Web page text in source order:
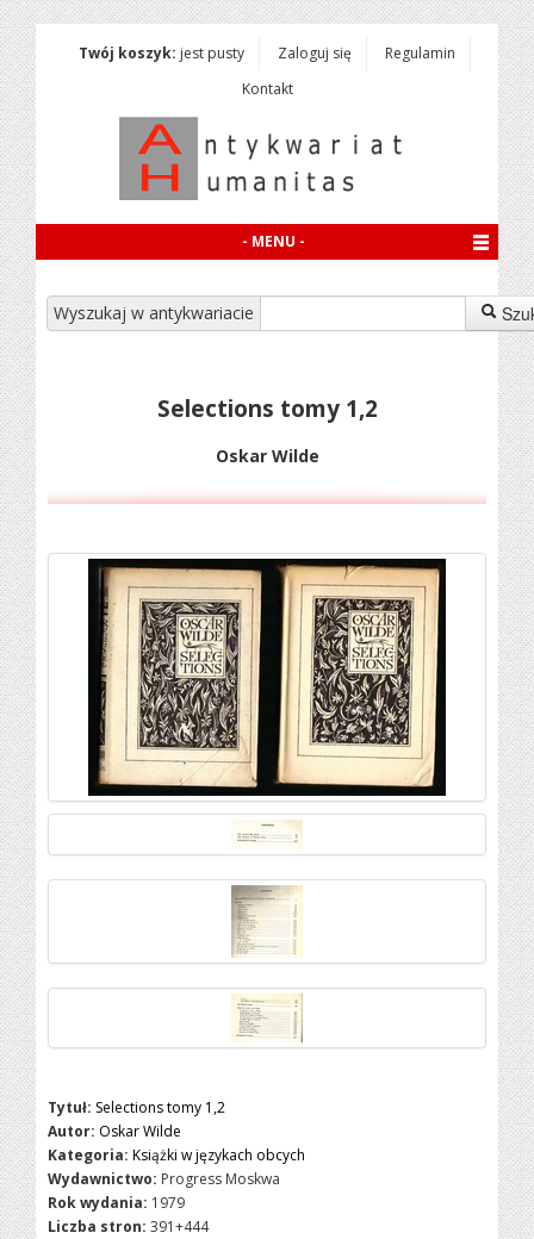
Twój koszyk: jest pusty Zaloguj się
Regulamin
Kontakt
- MENU -
Wyszukaj w antykwariacie
Selections tomy 1,2
Oskar Wilde
Tytuł: Selections tomy 1,2
Autor: Oskar Wilde
Kategoria: Książki w językach obcych
Wydawnictwo: Progress Moskwa
Rok wydania: 1979
Liczba stron: 391+444